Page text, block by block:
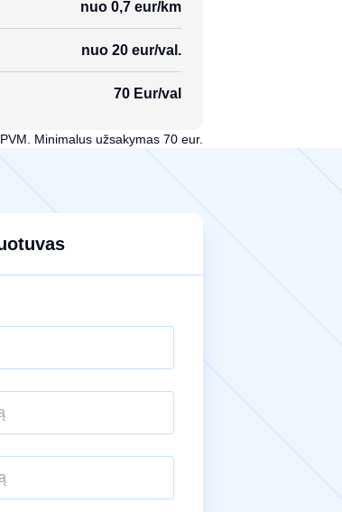
nuo 0,7 eur/km
nuo 20 eur/val.
70 Eur/val
Minimalus užsakymas 70 eur.